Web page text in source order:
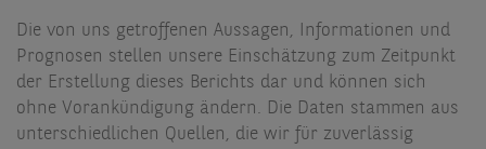
Die von uns getroffenen Aussagen, Informationen und
Prognosen stellen unsere Einschätzung zum Zeitpunkt
der Erstellung dieses Berichts dar und können sich
ohne Vorankündigung ändern. Die Daten stammen aus
unterschiedlichen Quellen, die wir für zuverlässig